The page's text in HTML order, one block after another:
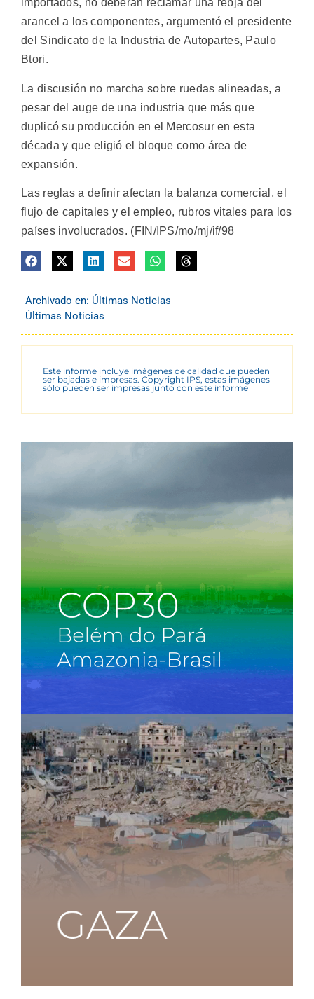
importados, no deberán reclamar una rebja del
arancel a los componentes, argumentó el presidente
del Sindicato de la Industria de Autopartes, Paulo
Btori.
La discusión no marcha sobre ruedas alineadas, a
pesar del auge de una industria que más que
duplicó su producción en el Mercosur en esta
década y que eligió el bloque como área de
expansión.
Las reglas a definir afectan la balanza comercial, el
flujo de capitales y el empleo, rubros vitales para los
países involucrados. (FIN/IPS/mo/mj/if/98
Archivado en: Últimas Noticias
Últimas Noticias
Este informe incluye imágenes de calidad que pueden
ser bajadas e impresas. Copyright IPS, estas imágenes
sólo pueden ser impresas junto con este informe